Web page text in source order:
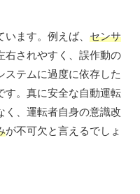
ます。例えば、 センサ
右されやすく、誤作動の
ステムに過度に依存した
す。真に安全な自動運転
く、運転者自身の意識改
が不可欠と言えるでしょ